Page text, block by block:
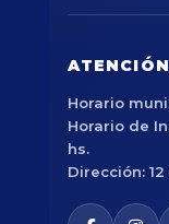
Horario
Horario de
hs.
Dirección: